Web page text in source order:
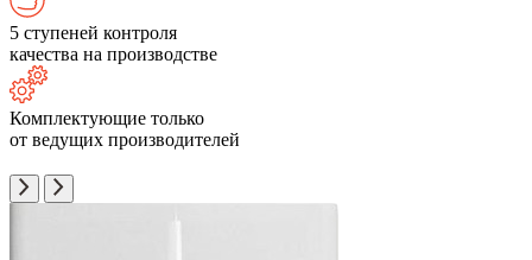
5 ступеней контроля
качества на производстве
Комплектующие только
от ведущих производителей